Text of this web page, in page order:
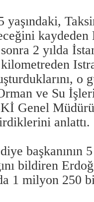
yaşındaki,
kaydeden
2 yılda
o
ve Su
Genel
anlattı.
başkanının
bildiren
1 milyon 250